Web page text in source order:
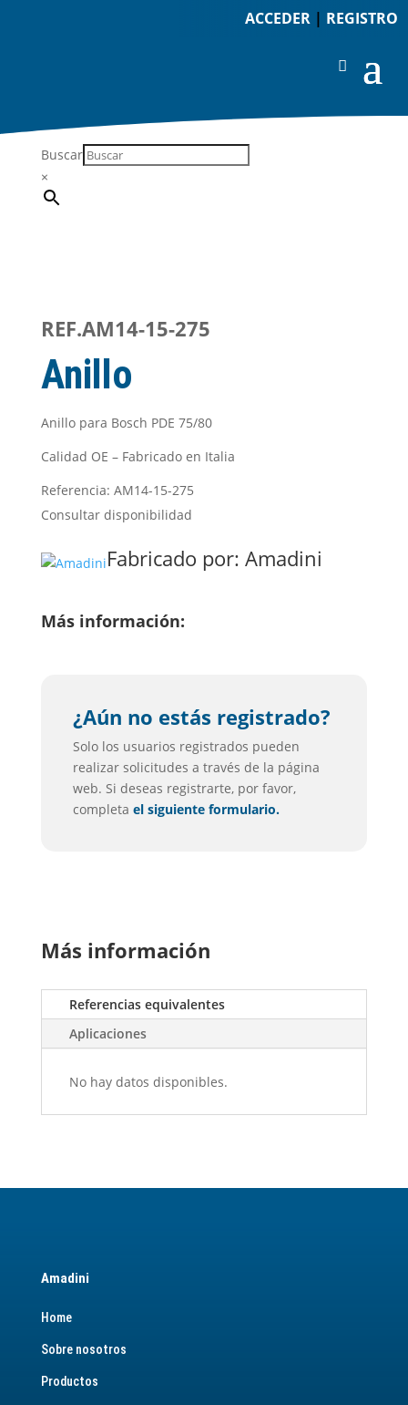
ACCEDER| REGISTRO
Buscar
×
REF.AM14-15-275
Anillo
Anillo para Bosch PDE 75/80
Calidad OE – Fabricado en Italia
Referencia: AM14-15-275
Consultar disponibilidad
Fabricado por: Amadini
Más información:
¿Aún no estás registrado?
Solo los usuarios registrados pueden
realizar solicitudes a través de la página
web. Si deseas registrarte, por favor,
completa el siguiente formulario.
Más información
Referencias equivalentes
Aplicaciones
No hay datos disponibles.
Amadini
Home
Sobre nosotros
Productos